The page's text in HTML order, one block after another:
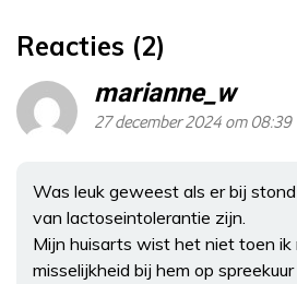
Reacties (2)
marianne_w
27 december 2024 om 08:39
Was leuk geweest als er bij
van lactoseintolerantie zijn.
Mijn huisarts wist het niet toen ik
misselijkheid bij hem op